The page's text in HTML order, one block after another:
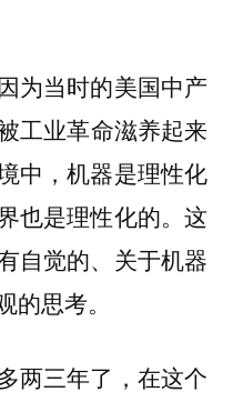
为当时的美国中产
工业革命滋养起来
中，机器是理性化
也是理性化的。这
自觉的、关于机器
思考。
两三年了，在这个